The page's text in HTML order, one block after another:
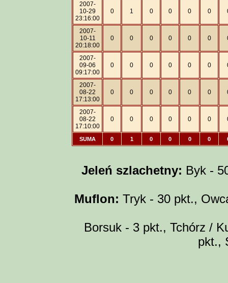
2007-
10-29
23:16:00
0 1 0 0 0 0
2007-
10-11
20:18:00
0 0 0 0 0 0
2007-
09-06
09:17:00
0 0 0 0 0 0
2007-
08-22
17:13:00
0 0 0 0 0 0
2007-
08-22
17:10:00
0 0 0 0 0 0
SUMA 0 1 0 0 0 0
Jeleń szlachetny: Byk -
Muflon: Tryk - 30 pkt.,
Borsuk - 3 pkt., Tchórz /
pkt.,